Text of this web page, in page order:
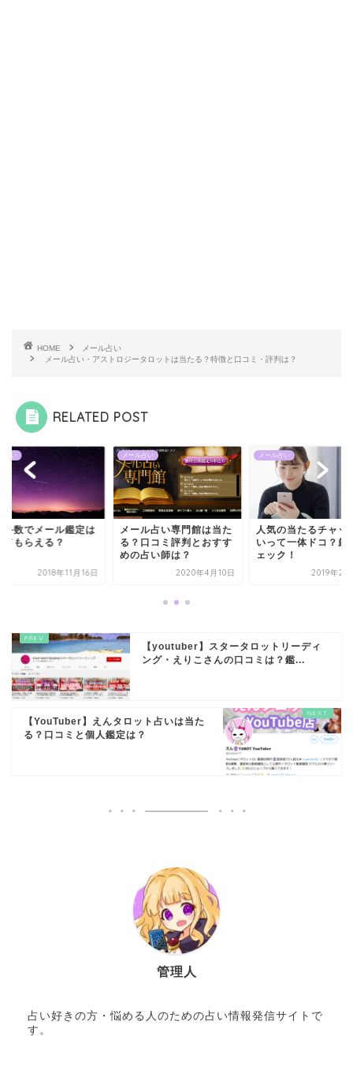
HOME
メール占い
メール占い・アストロジータロットは当たる？特徴と口コミ・評判は？
RELATED POST
メール占い
メール占い専門館は当た
る？口コミ評判とおすす
2020年4月10日
メール占い
人気の当たるチャット占
いって一体ドコ？厳選チ
ェック！
2019年2月28日
メール占い
紫微斗数
やっても
【youtuber】スタータロットリーディ
ング・えりこさんの口コミは？鑑...
【YouTuber】えんタロット占いは当た
る？口コミと個人鑑定は？
管理人
占い好きの方・悩める人のための占い情報発信サイトで
す。